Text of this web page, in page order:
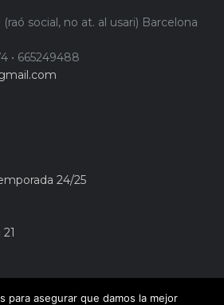
social, no at. al usari) Barcelona
• 665249488
24/25
para asegurar que damos la mejor